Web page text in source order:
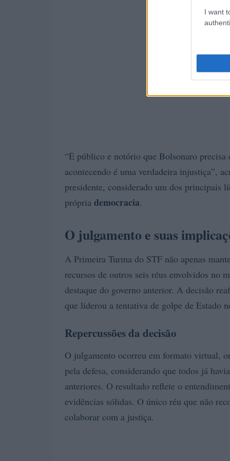
I want
“É público e notório que Bolsonaro precisa
acontecendo é uma verdadeira injustiça”,
presidente, considerado um dos principais
própria democracia.
O julgamento e suas
A Primeira Turma do STF não apenas
recursos de outros seis réus envolvidos no
destaque do governo anterior. A decisão
que liderou a tentativa de golpe de Estado
Repercussões da decisão
O julgamento ocorreu em formato virtual,
pela defesa, considerando que todos já
anteriores. O resultado reflete o
evidências sólidas. O único réu que não
colaborar com a justiça.